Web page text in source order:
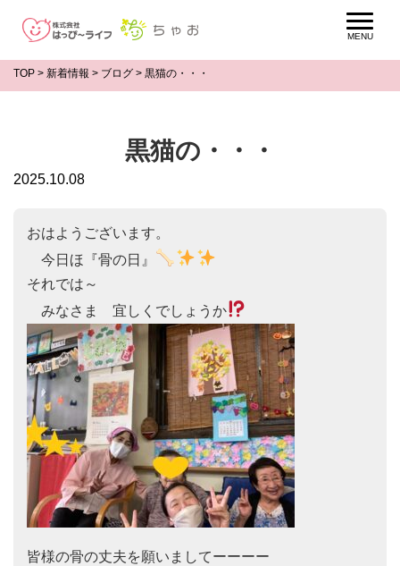
TOP > 新着情報 > ブログ > 黒猫の・・・
黒猫の・・・
2025.10.08
おはようございます。
今日ほ『骨の日』
それでは～
みなさま　宜しくでしょうか
皆様の骨の丈夫を願いましてーーーー